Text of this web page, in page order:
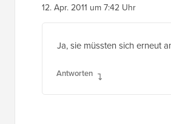
12. Apr. 2011 um 7:42 Uhr
Ja, sie müssten sich erneut
Antworten